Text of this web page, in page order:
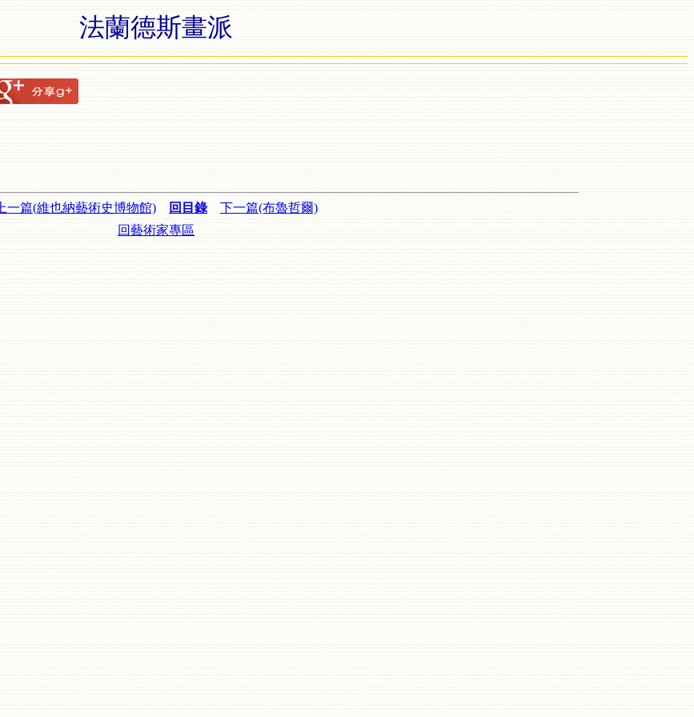
法蘭德斯畫派
上一篇(維也納藝術史博物館) 回目錄
下一篇(布魯哲爾)
回藝術家專區